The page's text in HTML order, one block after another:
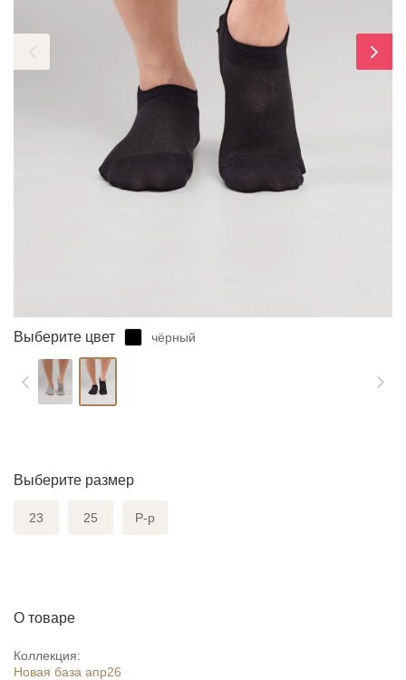
Выберите цвет чёрный
Выберите размер
23 25 Р-р
О товаре
Коллекция:
Новая база апр26